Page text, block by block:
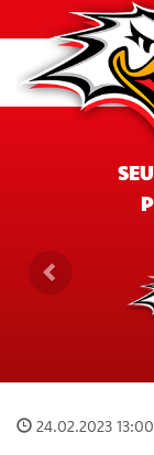
24.02.2023 13:00